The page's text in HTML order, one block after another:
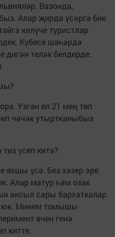
Вазонда,
Алар җирдә үсәргә бик
килүче туристлар
Күбесе шәһәрдә
дигән теләк белдерде.
Узган ел 21 мең төп
чәчәк утыртканыбыз
үсеп китә?
яхшы үсә. Без хәзер эре
Алар матур һәм озак
аксыл сары бархаткалар
юк. Минем томышы
өчен генә
китте.